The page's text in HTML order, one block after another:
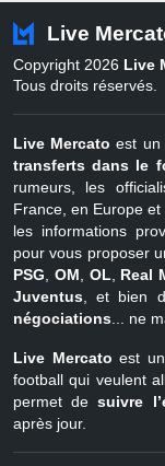
Belgique
Live
Copyright 2026 Live
Tous droits réservés.
Live Mercato est un
transferts dans le
rumeurs, les
France, en Europe
les informations
pour vous proposer
PSG
OM OL Real
Juventus , et bien
négociations ... ne
Live Mercato est
football qui veulent
permet desuivre
après jour.